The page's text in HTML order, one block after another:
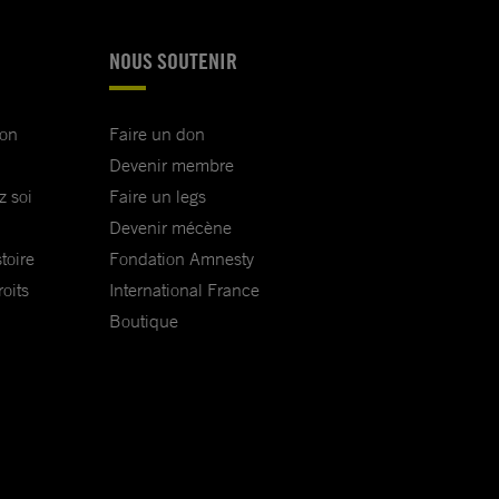
soi
NOUS SOUTENIR
Faire un don
Devenir membre
Faire un legs
Devenir mécène
Fondation Amnesty
International France
Boutique